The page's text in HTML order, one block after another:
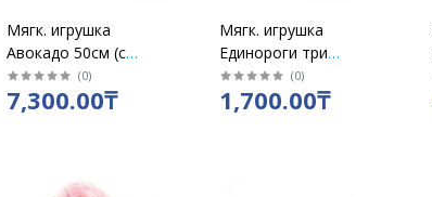
Мягк. игрушка
Авокадо 50см (с
пледом)
(0)
7,300.00₸
Мягк. игрушка
Единороги три
сердца 27см
(0)
1,700.00₸